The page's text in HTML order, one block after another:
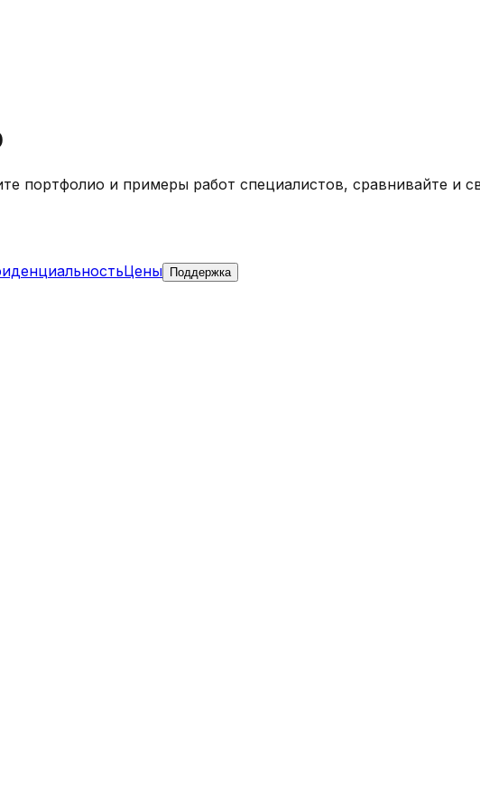
портфолио и примеры работ специалистов, сравнивайте и
Цены Поддержка